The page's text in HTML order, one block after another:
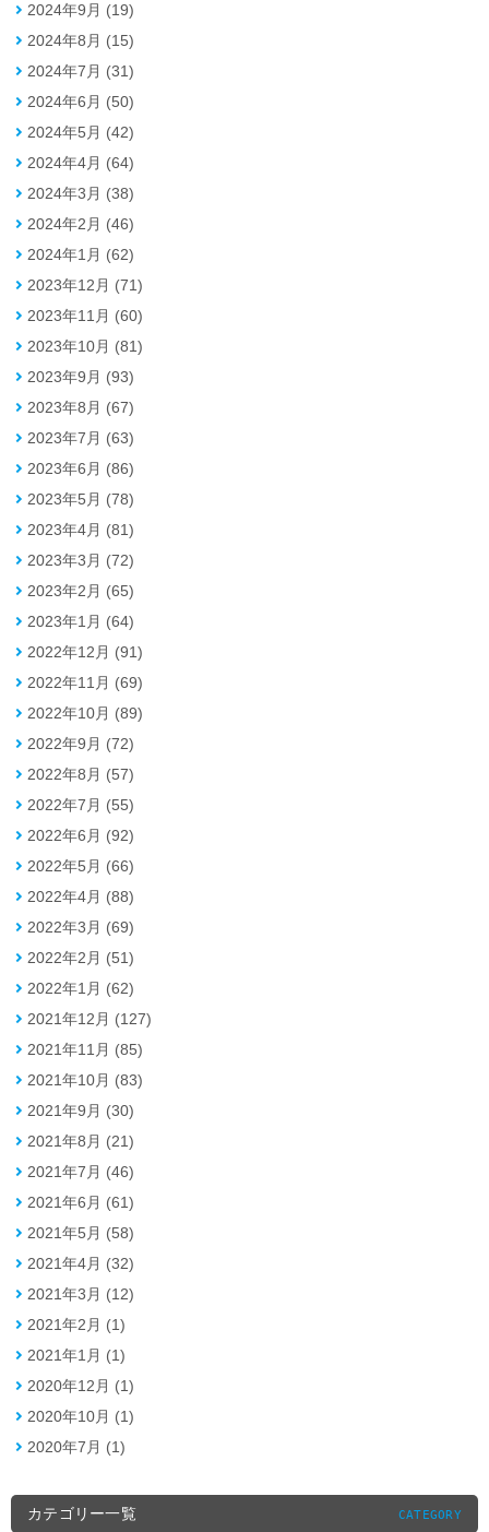
2024年9月 (19)
2024年8月 (15)
2024年7月 (31)
2024年6月 (50)
2024年5月 (42)
2024年4月 (64)
2024年3月 (38)
2024年2月 (46)
2024年1月 (62)
2023年12月 (71)
2023年11月 (60)
2023年10月 (81)
2023年9月 (93)
2023年8月 (67)
2023年7月 (63)
2023年6月 (86)
2023年5月 (78)
2023年4月 (81)
2023年3月 (72)
2023年2月 (65)
2023年1月 (64)
2022年12月 (91)
2022年11月 (69)
2022年10月 (89)
2022年9月 (72)
2022年8月 (57)
2022年7月 (55)
2022年6月 (92)
2022年5月 (66)
2022年4月 (88)
2022年3月 (69)
2022年2月 (51)
2022年1月 (62)
2021年12月 (127)
2021年11月 (85)
2021年10月 (83)
2021年9月 (30)
2021年8月 (21)
2021年7月 (46)
2021年6月 (61)
2021年5月 (58)
2021年4月 (32)
2021年3月 (12)
2021年2月 (1)
2021年1月 (1)
2020年12月 (1)
2020年10月 (1)
2020年7月 (1)
カテゴリー一覧 CATEGORY